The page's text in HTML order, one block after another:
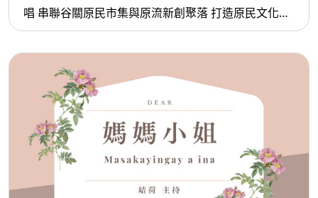
唱 串聯谷關原民市集與原流新創聚落 打造原民文化產
業新舞台 2. <ina oradiw> 媽媽愛唱歌：母親的話+-兒
時路 3.< ina Masa’sa >媽媽放輕鬆:不要深交的朋友